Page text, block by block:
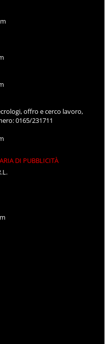
offro e cerco lavoro,
0165/231711
DI PUBBLICITÀ